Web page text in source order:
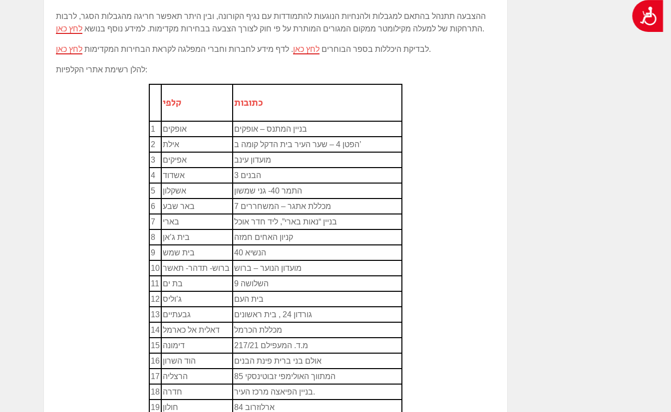
נגישות
ההצבעה תתנהל בהתאם למגבלות ולהנחיות הנוגעות להתמודדות עם נגיף הקורונה, ובין היתר תאפשר חריגה מהגבלות הסגר, לרבות
התרחקות של למעלה מקילומטר ממקום המגורים המותרת על פי חוק לצורך הצבעה בבחירות מקדימות. למידע נוסף בנושא לחץ כאן .
לבדיקת היכללות בספר הבוחרים לחץ כאן. לדף מידע לחברות וחברי המפלגה לקראת הבחירות המקדימות לחץ כאן .
להלן רשימת אתרי הקלפיות:
קלפי כתובות
1 אופקים
בניין המתנס – אופקים
2
אילת
הפטן 4 – שער העיר בית הדקל קומה ב’
3
אפיקים
מועדון עינב
4
אשדוד
הבנים 3
5
אשקלון
התמר 40- גני שמשון
6
באר שבע
מכללת אתגר – המשחררים 7
7
בארי
בניין “נאות בארי”, ליד חדר אוכל
8
בית ג’אן
קניון האחים חמזה
9
בית שמש
הנשיא 40
10 ברוש- תדהר- תאשר מועדון הנוער – ברוש
11 בת ים
השלושה 9
12 ג’וליס
בית העם
13 גבעתיים
גורדון 24 , בית ראשונים
14 דאלית אל כארמל
מכללת הכרמל
15 דימונה
מ.ד. המעפילם 217/21
16 הוד השרון
אולם בני ברית פינת הבנים
17 הרצליה
המתווך האולימפי זבוטינסקי 85
18 חדרה
בניין הפיאצה מרכז העיר.
19 חולון
ארלוזרוב 84